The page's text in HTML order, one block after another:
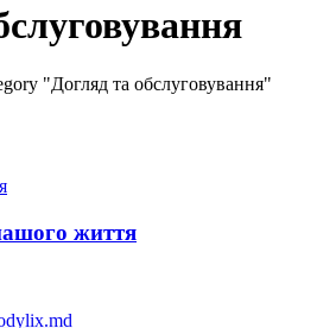
"Догляд та обслуговування"
життя